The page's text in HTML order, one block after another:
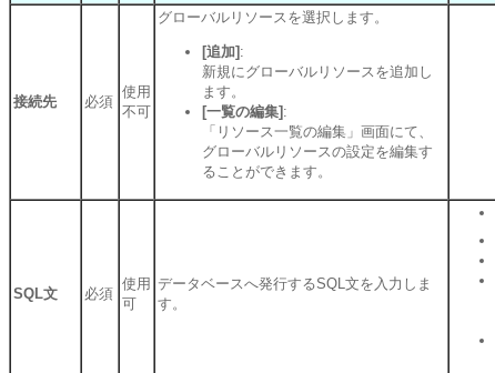
接続先 必須
使用
不可
グローバルリソースを選択します。
[追加] :
新規にグローバルリソースを追加し
ます。
[一覧の編集] :
「リソース一覧の編集」画面にて、
グローバルリソースの設定を編集す
ることができます。
SQL文 必須
使用
可
データベースへ発行するSQL文を入力しま
す。